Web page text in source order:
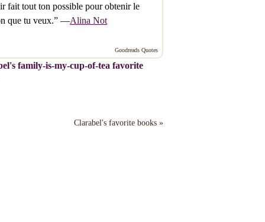
fait tout ton possible pour obtenir le
que tu veux.” —Alina Not
Goodreads Quotes
family-is-my-cup-of-tea favorite
Clarabel's favorite books »